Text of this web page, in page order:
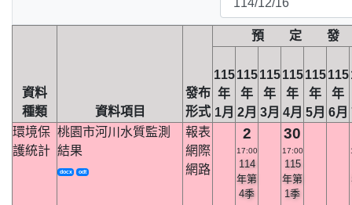
資料
種類
資料項目
發布
形式
預 定
115
年
1月
115
年
2月
115
年
3月
115
年
4月
115
年
5月
115
年
6月
環境保
護統計
桃園市河川水質監測
結果
docx odt
報表
網際
網路
2
17:00
114
年第
4季
30
17:00
115
年第
1季